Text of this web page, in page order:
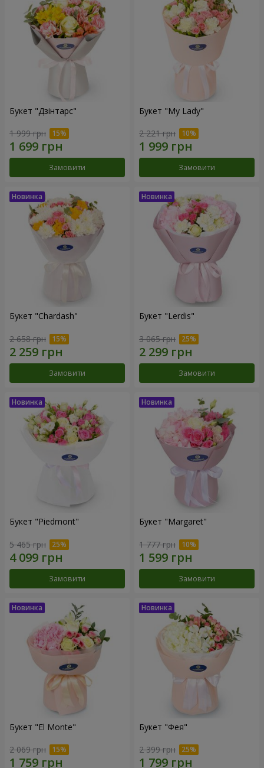
Букет "Дзінтарс"
1 999 грн
Замовити
Букет "My Lady"
2 221 грн
Замовити
Букет "Chardash"
2 658 грн
Замовити
Букет "Lerdis"
3 065 грн
Замовити
Букет "Piedmont"
5 465 грн
Замовити
Букет "Margaret"
1 777 грн
Замовити
Букет "El Monte"
2 069 грн
Букет "Фея"
2 399 грн